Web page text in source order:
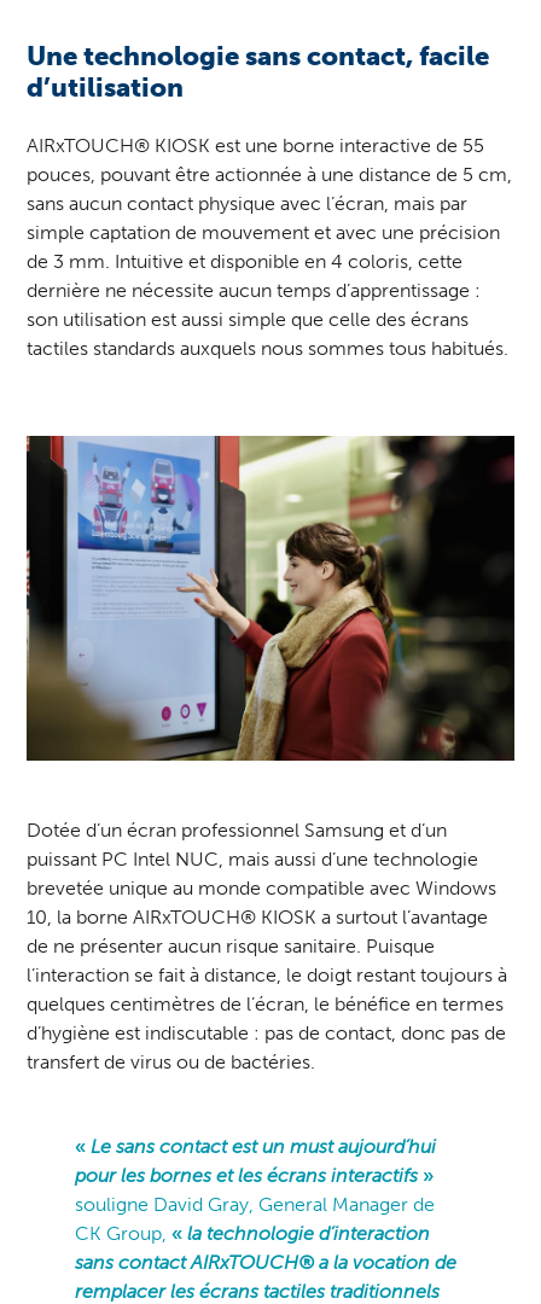
Une technologie sans contact, facile
d’utilisation
AIRxTOUCH® KIOSK est une borne interactive de 55
pouces, pouvant être actionnée à une distance de 5 cm,
sans aucun contact physique avec l’écran, mais par
simple captation de mouvement et avec une précision
de 3 mm. Intuitive et disponible en 4 coloris, cette
dernière ne nécessite aucun temps d’apprentissage :
son utilisation est aussi simple que celle des écrans
tactiles standards auxquels nous sommes tous habitués.
Dotée d’un écran professionnel Samsung et d’un
puissant PC Intel NUC, mais aussi d’une technologie
brevetée unique au monde compatible avec Windows
10, la borne AIRxTOUCH® KIOSK a surtout l’avantage
de ne présenter aucun risque sanitaire. Puisque
l’interaction se fait à distance, le doigt restant toujours à
quelques centimètres de l’écran, le bénéfice en termes
d’hygiène est indiscutable : pas de contact, donc pas de
transfert de virus ou de bactéries.
«Le sans contact est un must aujourd’hui
pour les bornes et les écrans interactifs»
souligne David Gray, General Manager de
CK Group,«la technologie d’interaction
sans contactAIRxTOUCH® a la vocation de
remplacer les écrans tactiles traditionnels